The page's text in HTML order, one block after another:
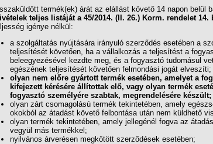
termék(ek) árát az elállást követő 14 napon belül
teljes listáját a45/2014. (II. 26.)Korm. rendelet 14.
igénye nélkül:
a szolgáltatás nyújtására irányuló szerződés esetében a
teljesítését követően, ha a vállalkozás a teljesítést a
beleegyezésével kezdte meg, és a fogyasztó tudomásul
egészének teljesítését követően felmondási jogát elveszíti;
olyan nem előre gyártott termék esetében, amelyet a
kifejezett kérésére állítottak elő, vagy olyan termék
fogyasztó személyére szabtak, megrendelésére készült;
olyan zárt csomagolású termék tekintetében, amely
okokból az átadást követő felbontása után nem küldhető
olyan termék tekintetében, amely jellegénél fogva az
vegyül más termékkel;
nyilvános árverésen megkötött szerződések esetében;